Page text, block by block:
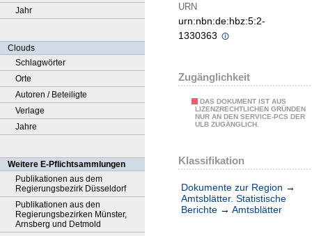
Jahr
Clouds
Schlagwörter
Orte
Autoren / Beteiligte
Verlage
Jahre
Weitere E-Pflichtsammlungen
Publikationen aus dem
Regierungsbezirk Düsseldorf
Publikationen aus den
Regierungsbezirken Münster,
Arnsberg und Detmold
URN
urn:nbn:de:hbz:5:2-
1330363
Zugänglichkeit
DAS DOKUMENT IST AUS
LIZENZRECHTLICHEN GRÜNDEN
NUR AN DEN SERVICE-PCS DER
ULB ZUGÄNGLICH.
Klassifikation
Dokumente zur Region →
Amtsblätter. Statistische
Berichte → Amtsblätter